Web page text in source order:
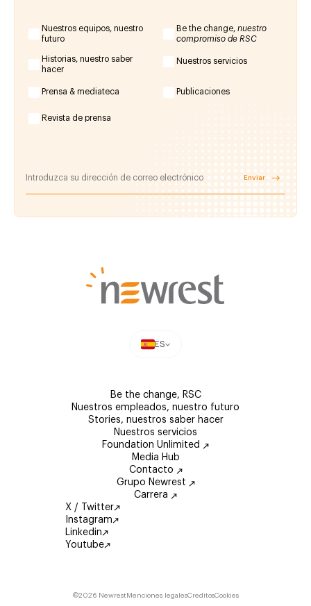
Nuestros equipos, nuestro
futuro
Be the change, nuestro
compromiso de RSC
Historias, nuestro saber
hacer
Nuestros servicios
Prensa & mediateca Publicaciones
Revista de prensa
Enviar
ES
Be the change, RSC
Nuestros empleados, nuestro futuro
Stories, nuestros saber hacer
Nuestros servicios
Foundation Unlimited
Media Hub
Contacto
Grupo Newrest
Carrera
X / Twitter
Instagram
Linkedin
Youtube
©2026 Newrest Menciones legalesCreditosCookies